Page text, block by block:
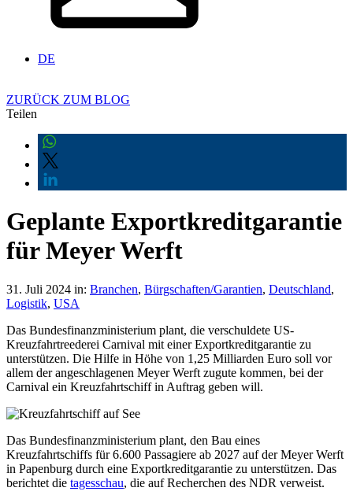
DE
ZURÜCK ZUM BLOG
Teilen
Geplante Exportkreditgarantie
für Meyer Werft
31. Juli 2024 in: Branchen, Bürgschaften/Garantien, Deutschland,
Logistik, USA
Das Bundesfinanzministerium plant, die verschuldete US-
Kreuzfahrtreederei Carnival mit einer Exportkreditgarantie zu
unterstützen. Die Hilfe in Höhe von 1,25 Milliarden Euro soll vor
allem der angeschlagenen Meyer Werft zugute kommen, bei der
Carnival ein Kreuzfahrtschiff in Auftrag geben will.
Das Bundesfinanzministerium plant, den Bau eines
Kreuzfahrtschiffs für 6.600 Passagiere ab 2027 auf der Meyer Werft
in Papenburg durch eine Exportkreditgarantie zu unterstützen. Das
berichtet die tagesschau, die auf Recherchen des NDR verweist.